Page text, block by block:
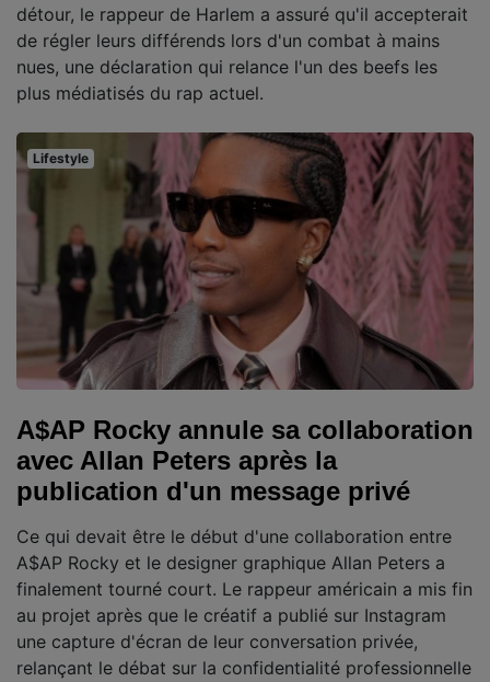
détour, le rappeur de Harlem a assuré qu'il accepterait
de régler leurs différends lors d'un combat à mains
nues, une déclaration qui relance l'un des beefs les
plus médiatisés du rap actuel.
Lifestyle
A$AP Rocky annule sa collaboration
avec Allan Peters après la
publication d'un message privé
Ce qui devait être le début d'une collaboration entre
A$AP Rocky et le designer graphique Allan Peters a
finalement tourné court. Le rappeur américain a mis fin
au projet après que le créatif a publié sur Instagram
une capture d'écran de leur conversation privée,
relançant le débat sur la confidentialité professionnelle